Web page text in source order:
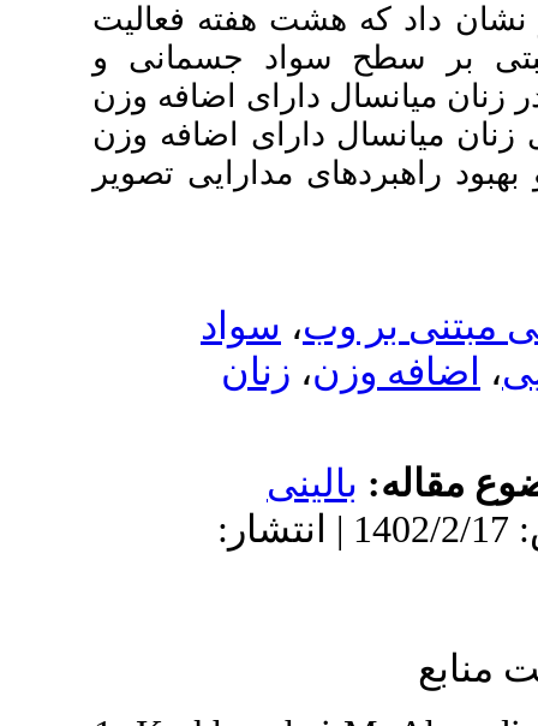
فعالیت
جسمانی و
اضافه وزن
اضافه وزن
تصویر
2/17 | انتشار: